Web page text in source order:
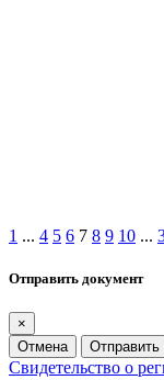
1 ... 4 5 6 7 8 9 10 ...
Отправить документ
×
Отмена
Отправить
Свидетельство о